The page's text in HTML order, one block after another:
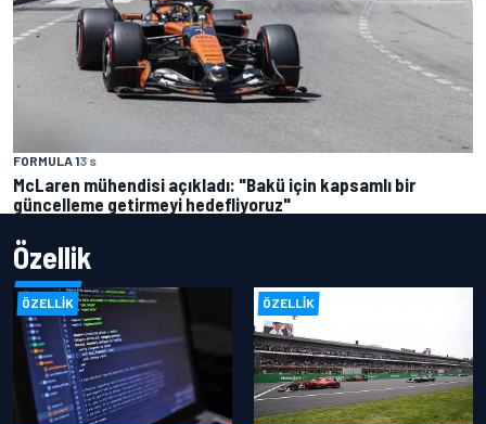
FORMULA 13 s
McLaren mühendisi açıkladı: "Bakü için kapsamlı bir
güncelleme getirmeyi hedefliyoruz"
Özellik
ÖZELLIK ÖZELLIK